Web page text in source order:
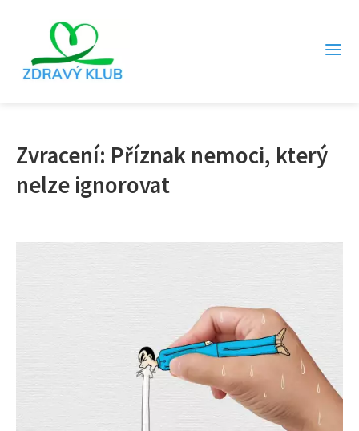
Zvracení: Příznak nemoci, který
nelze ignorovat